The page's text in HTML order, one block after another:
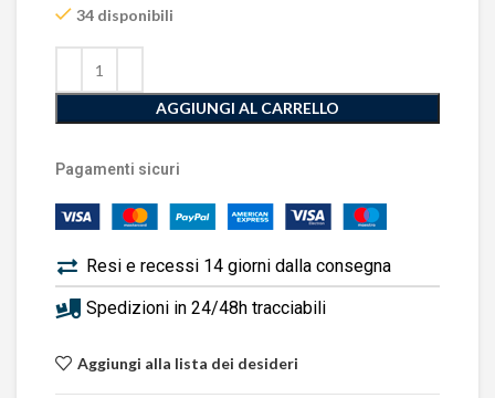
34 disponibili
AGGIUNGI AL CARRELLO
Pagamenti sicuri
Resi e recessi 14 giorni dalla consegna
Spedizioni in 24/48h tracciabili
Aggiungi alla lista dei desideri